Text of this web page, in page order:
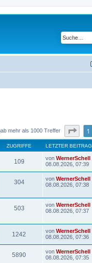
mehr als 1000 Treffer Seite1
ZUGRIFFE LETZTER BEITRAG
109 von WernerSchell
08.08.2026, 07:39
304 von WernerSchell
08.08.2026, 07:38
503 von WernerSchell
08.08.2026, 07:37
1242 von WernerSchell
08.08.2026, 07:36
5890 von WernerSchell
08.08.2026, 07:35